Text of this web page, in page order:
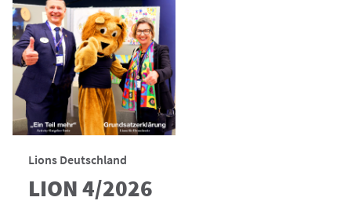
Lions Deutschland
LION 4/2026